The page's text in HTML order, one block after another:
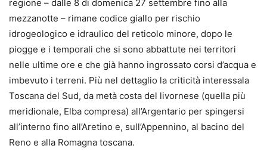
regione – dalle 8 di domenica 27 settembre fino alla
mezzanotte – rimane codice giallo per rischio
idrogeologico e idraulico del reticolo minore, dopo le
piogge e i temporali che si sono abbattute nei territori
nelle ultime ore e che già hanno ingrossato corsi d’acqua e
imbevuto i terreni. Più nel dettaglio la criticità interessala
Toscana del Sud, da metà costa del livornese (quella più
meridionale, Elba compresa) all’Argentario per spingersi
all’interno fino all’Aretino e, sull’Appennino, al bacino del
Reno e alla Romagna toscana.